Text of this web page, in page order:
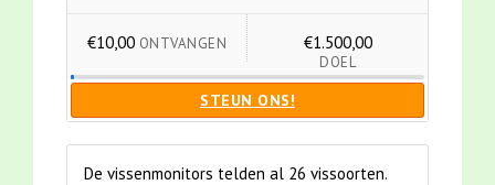
€10,00 ONTVANGEN €1.500,00
DOEL
STEUN ONS!
De vissenmonitors telden al 26 vissoorten.